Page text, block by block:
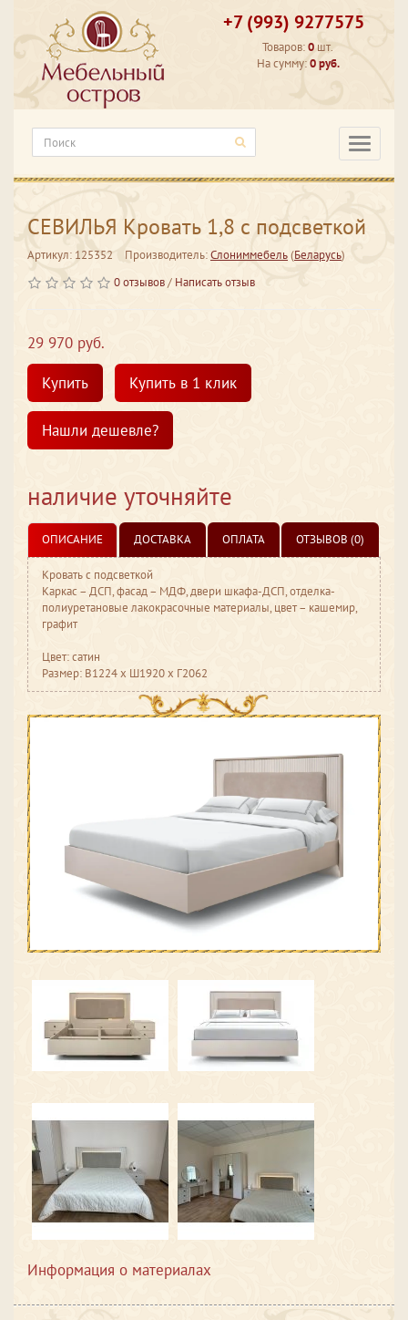
+7 (993) 9277575
Товаров:0 шт.
На сумму:0 руб.
Информация о материалах
СЕВИЛЬЯ Кровать 1,8 с подсветкой
Артикул: 125352 Производитель:Слониммебель(Беларусь)
0 отзывов/ Написать отзыв
29 970 руб.
Купить
Купить в 1 клик
Нашли дешевле?
наличие уточняйте
ОПИСАНИЕ ДОСТАВКА ОПЛАТА ОТЗЫВОВ (0)
Кровать с подсветкой
Каркас – ДСП, фасад – МДФ, двери шкафа-ДСП, отделка-
полиуретановые лакокрасочные материалы, цвет – кашемир,
графит
Цвет: сатин
Размер: В1224 ​x Ш1920 ​x Г2062